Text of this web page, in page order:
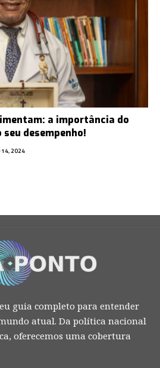
a importância do
desempenho!
14, 2024
guia completo para entender
atual. Da política nacional
oferecemos uma cobertura